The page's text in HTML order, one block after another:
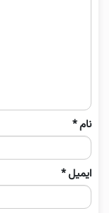
نام*
ایمیل*